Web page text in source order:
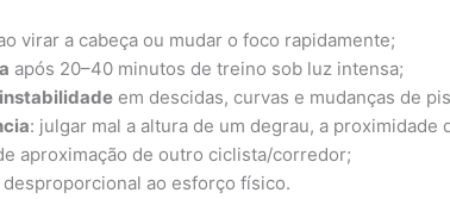
virar a cabeça ou mudar o foco rapidamente;
após 20–40 minutos de treino sob luz intensa;
em descidas, curvas e mudanças de
: julgar mal a altura de um degrau, a proximidade
aproximação de outro ciclista/corredor;
desproporcional ao esforço físico.